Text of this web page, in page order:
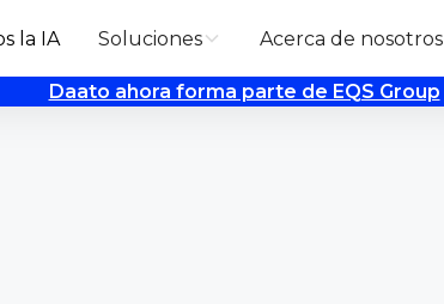
la IA Soluciones Acerca de nosotros
Daato ahora forma parte de EQS Group